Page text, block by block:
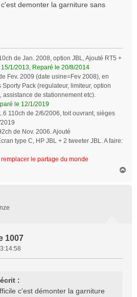
demonter la garniture sans
de Jan. 2008, option JBL, Ajouté RT5 +
1/2013, Reparé le 20/8/2014
Fev. 2009 (date usine=Fev 2008), en
Pack (regulateur, limiteur, option
assistance de stationnement etc).
le 12/1/2019
110ch de 2/6/2006, toit ouvrant, sièges
de Nov. 2006. Ajouté
type C, HP JBL + 2 tweeter JBL. A faire:
le partage du monde
1007
:
c'est démonter la garniture